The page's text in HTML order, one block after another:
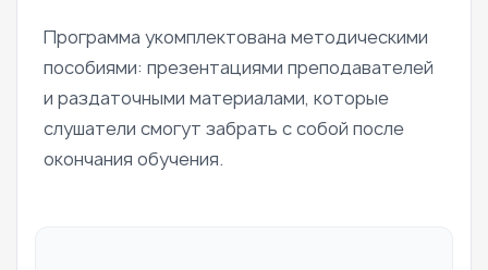
Программа укомплектована методическими
пособиями: презентациями преподавателей
и раздаточными материалами, которые
слушатели смогут забрать с собой после
окончания обучения.